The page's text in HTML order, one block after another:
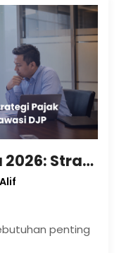
Tax Advisory Surabaya 2026: Strategi Pajak untuk Mencegah Risiko Saat Diawasi DJP
penting